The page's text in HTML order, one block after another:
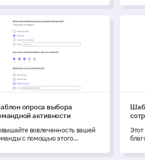
улучшению
опроса выбора командной
опроса выбора
активности
вовлеченность вашей
с помощью этого
для понимания их